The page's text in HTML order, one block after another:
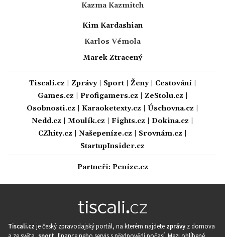
Kazma Kazmitch
Kim Kardashian
Karlos Vémola
Marek Ztracený
Tiscali.cz Zprávy| Sport| Ženy| Cestování|
Games.cz
Profigamers.cz ZeStolu.cz
Osobnosti.cz
Karaoketexty.cz Úschovna.cz
Nedd.cz
Moulík.cz Fights.cz Dokina.cz
CZhity.cz
Našepeníze.cz Srovnám.cz
StartupInsider.cz
Partneři: Peníze.cz
Tiscali.cz je český zpravodajský portál, na kterém najdete zprávy z domova